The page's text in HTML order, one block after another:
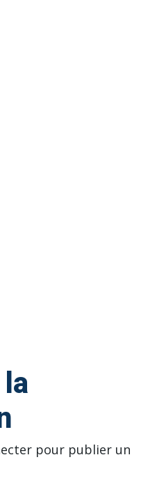
pour publier un